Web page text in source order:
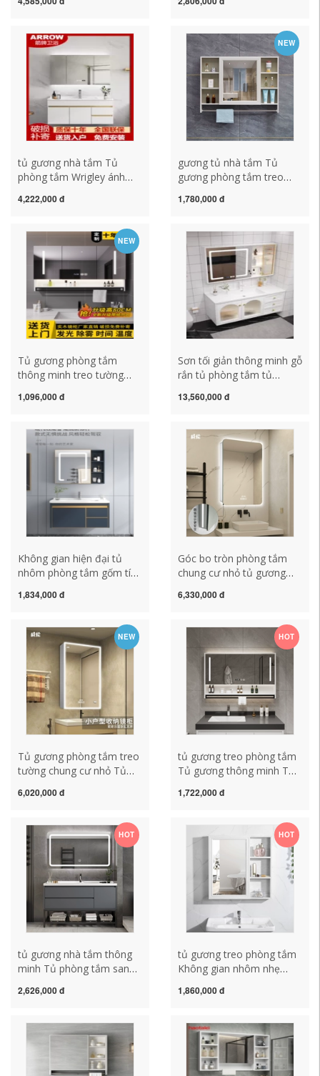
treo tường có đèn hộp
treo gương nhà vệ sinh
mẫu tủ gương phòng tắm
tủ gương treo phòng tắm
có đèn làm mờ gương
bằng gỗ nguyên khối có kệ
đựng đồ gương tủ phòng
tắm tủ kính phòng tắm
tủ gương nhà tắm Tủ
phòng tắm Wrigley ánh
phòng tắm đơn giản bồn
chậu rửa gương tủ kết hợp
phòng tắm tủ kính phòng
tắm tủ gương phòng tắm
caesar
4,222,000 đ
NEW
gương tủ nhà tắm Tủ
gương phòng tắm treo
tắm bằng sợi carbon đơn
danh sách lưu trữ tủ
gương lavabo phòng tắm
tủ gương phòng tắm
1,780,000 đ
NEW
Tủ gương phòng tắm
thông minh treo tường
gương trang điểm phòng
giản có kệ tủ gương nhà
tắm tủ gương phòng tắm
1,096,000 đ
Sơn tối giản thông minh gỗ
rắn tủ phòng tắm tủ
tích hợp chậu rửa mặt
nhà tắm có tủ tủ gương
phòng tắm có đèn
13,560,000 đ
Không gian hiện đại tủ
nhôm phòng tắm gốm tích
rửa chậu rửa cải tạo nhà
minh tủ kính nhà tắm tủ
kệ gương phòng tắm
1,834,000 đ
Góc bo tròn phòng tắm
chung cư nhỏ tủ gương
treo tường nâng cao
nhôm gương tủ kho tủ
gương phòng tắm caesar
tủ kính phòng tắm
6,330,000 đ
NEW
Tủ gương phòng tắm treo
tường chung cư nhỏ Tủ
tường toilet size nhỏ tủ
riêng biệt gương nhà tắm
có tủ tủ gương đèn led
6,020,000 đ
HOT
tủ gương treo phòng tắm
Tủ gương thông minh Tủ
biệt Gương phòng tắm
treo khăn giá đỡ lưu trữ
gương nhà tắm có tủ tủ
kính nhà tắm
1,722,000 đ
HOT
tủ gương nhà tắm thông
minh Tủ phòng tắm sang
tích hợp chậu vệ sinh
hiện đại tối giản 2022 mới
tủ kệ gương phòng tắm tủ
gương phòng tắm caesar
2,626,000 đ
HOT
tủ gương treo phòng tắm
Không gian nhôm nhẹ
phòng tắm thông minh có
treo tường lưu trữ treo
tường tủ gương phòng
tắm caesar tủ gương
phòng tắm
1,860,000 đ